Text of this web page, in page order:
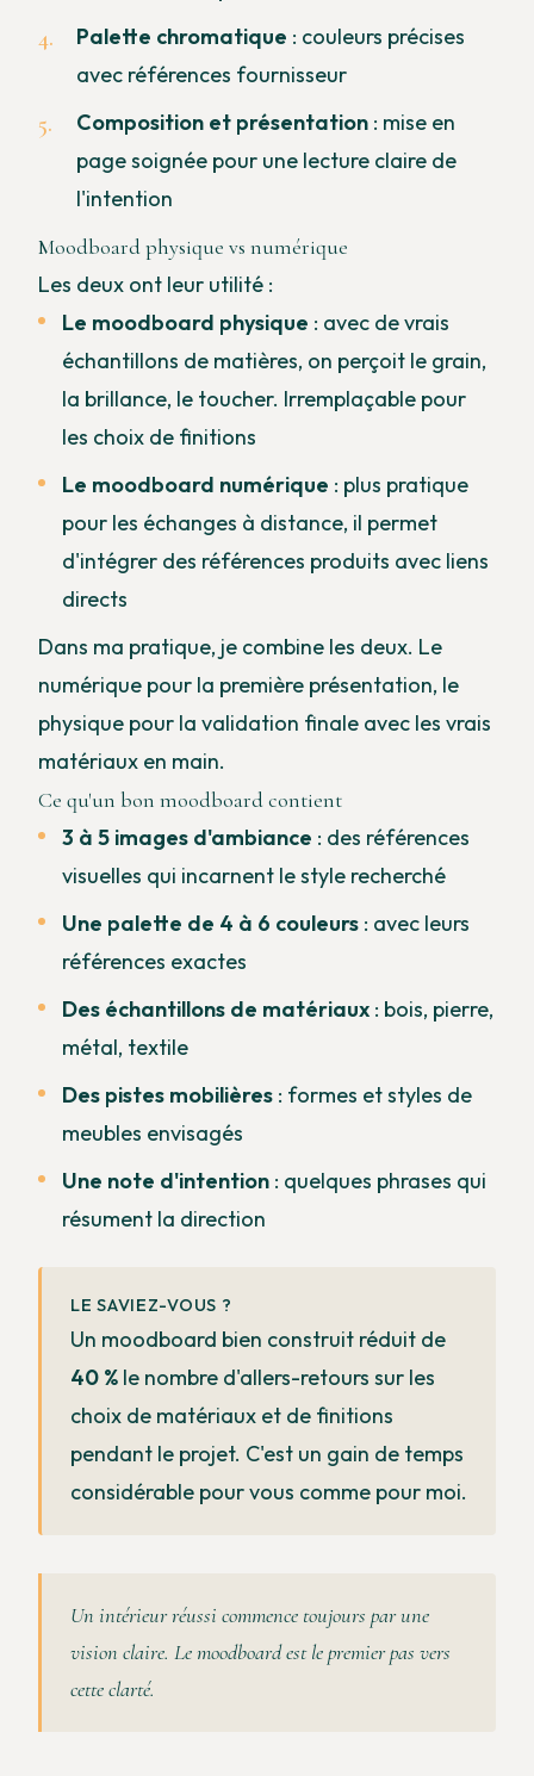
Palette chromatique : couleurs précises
avec références fournisseur
Composition et présentation : mise en
page soignée pour une lecture claire de
l'intention
Moodboard physique vs numérique
Les deux ont leur utilité :
Le moodboard physique : avec de vrais
échantillons de matières, on perçoit le grain,
la brillance, le toucher. Irremplaçable pour
les choix de finitions
Le moodboard numérique : plus pratique
pour les échanges à distance, il permet
d'intégrer des références produits avec liens
directs
Dans ma pratique, je combine les deux. Le
numérique pour la première présentation, le
physique pour la validation finale avec les vrais
matériaux en main.
Ce qu'un bon moodboard contient
3 à 5 images d'ambiance : des références
visuelles qui incarnent le style recherché
Une palette de 4 à 6 couleurs : avec leurs
références exactes
Des échantillons de matériaux : bois, pierre,
métal, textile
Des pistes mobilières : formes et styles de
meubles envisagés
Une note d'intention : quelques phrases qui
résument la direction
LE SAVIEZ-VOUS ?
Un moodboard bien construit réduit de
40 % le nombre d'allers-retours sur les
choix de matériaux et de finitions
pendant le projet. C'est un gain de temps
considérable pour vous comme pour moi.
Un intérieur réussi commence toujours par une
vision claire. Le moodboard est le premier pas vers
cette clarté.